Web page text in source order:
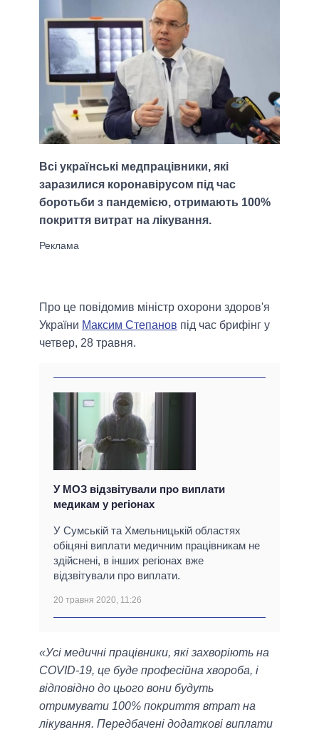
Всі українські медпрацівники, які
заразилися коронавірусом під час
боротьби з пандемією, отримають 100%
покриття витрат на лікування.
Про це повідомив міністр охорони здоров'я
України Максим Степанов під час брифінг у
четвер, 28 травня.
У МОЗ відзвітували про виплати
медикам у регіонах
У Сумській та Хмельницькій областях
обіцяні виплати медичним працівникам не
здійснені, в інших регіонах вже
відзвітували про виплати.
20 травня 2020, 11:26
«Усі медичні працівники, які захворіють на
COVID-19, це буде професійна хвороба, і
відповідно до цього вони будуть
отримувати 100% покриття втрат на
лікування. Передбачені додаткові виплати